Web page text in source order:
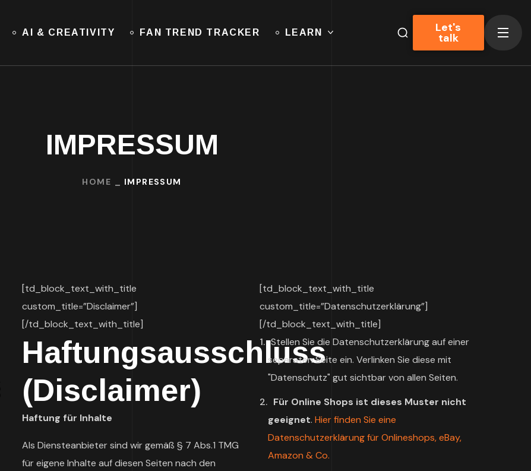
AI & CREATIVITY FAN TREND TRACKER LEARN Let's
talk
IMPRESSUM
HOME IMPRESSUM
[td_block_text_with_title
custom_title=”Disclaimer”]
[/td_block_text_with_title]
Haftungsausschluss
(Disclaimer)
Haftung für Inhalte
Als Diensteanbieter sind wir gemäß § 7 Abs.1 TMG
für eigene Inhalte auf diesen Seiten nach den
[td_block_text_with_title
custom_title=”Datenschutzerklärung”]
[/td_block_text_with_title]
Stellen Sie die Datenschutzerklärung auf einer
separaten Seite ein. Verlinken Sie diese mit
"Datenschutz" gut sichtbar von allen Seiten.
Für Online Shops ist dieses Muster nicht
geeignet.Hier finden Sie eine
Datenschutzerklärung für Onlineshops, eBay,
Amazon & Co.